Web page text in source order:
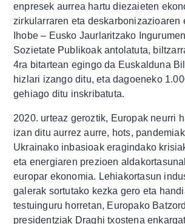
enpresek aurrea hartu diezaieten
zirkularraren eta deskarbonizazioaren
Ihobe – Eusko Jaurlaritzako
Sozietate Publikoak antolatuta,
4ra bitartean egingo da Euskalduna
hizlari izango ditu, eta dagoeneko
gehiago ditu inskribatuta.
2020. urteaz geroztik, Europak neurri
izan ditu aurrez aurre, hots,
Ukrainako inbasioak eragindako
eta energiaren prezioen
europar ekonomia. Lehiakortasun
galerak sortutako kezka gero eta
testuinguru horretan, Europako
presidentziak Draghi txostena